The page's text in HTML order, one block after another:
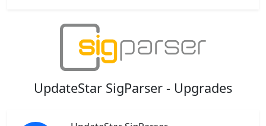
UpdateStar SigParser - Upgrades